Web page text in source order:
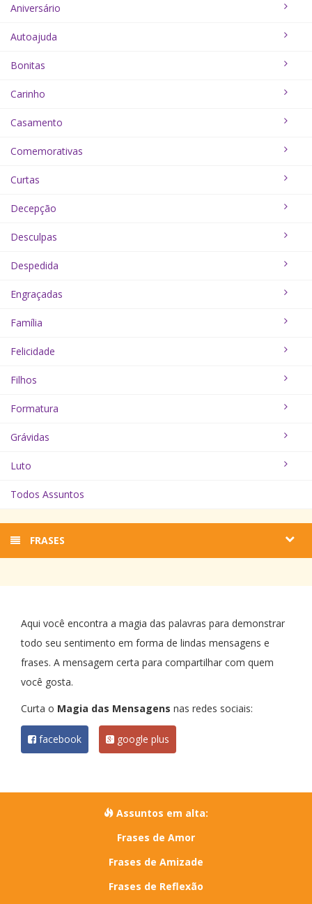
Aniversário
Autoajuda
Bonitas
Carinho
Casamento
Comemorativas
Curtas
Decepção
Desculpas
Despedida
Engraçadas
Família
Felicidade
Filhos
Formatura
Grávidas
Luto
Todos Assuntos
FRASES
Aqui você encontra a magia das palavras para demonstrar
todo seu sentimento em forma de lindas mensagens e
frases. A mensagem certa para compartilhar com quem
você gosta.
Curta o Magia das Mensagens nas redes sociais:
facebook google plus
Assuntos em alta:
Frases de Amor
Frases de Amizade
Frases de Reflexão